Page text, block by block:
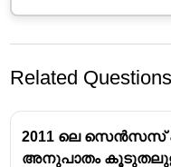
Related
2011 ലെ സെൻസസ്
അനുപാതം